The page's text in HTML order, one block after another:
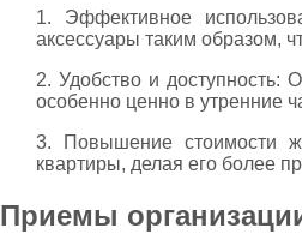
1. Эффективное
аксессуары таким образом,
2. Удобство и доступность:
особенно ценно в утренние
3. Повышение стоимости
квартиры, делая его более
Приемы